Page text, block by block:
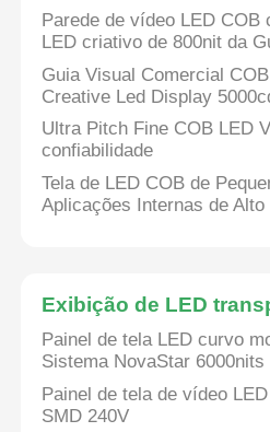
Parede de vídeo LED COB
LED criativo de 800nit da
Guia Visual Comercial
Creative Led Display
Ultra Pitch Fine COB LED
confiabilidade
Tela de LED COB de
Aplicações Internas de Alto
Exibição de LED
Painel de tela LED curvo
Sistema NovaStar 6000nits
Painel de tela de vídeo
SMD 240V